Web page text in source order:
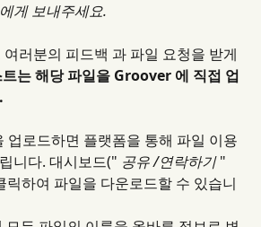
게 보내주세요.
러분의 피드백 과 파일 요청을 받게
는 해당 파일을 Groover 에 직접 업
니다. 대시보드(" 공유 /연락하기 "
릭하여 파일을 다운로드할 수 있습니